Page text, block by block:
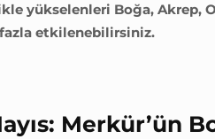
yükselenleri Boğa, Akrep,
etkilenebilirsiniz.
Merkür’ün